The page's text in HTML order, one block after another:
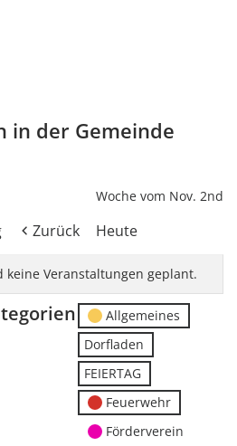
in der Gemeinde
Woche vom Nov. 2nd
Zurück Heute
keine Veranstaltungen geplant.
Allgemeines
Dorfladen
FEIERTAG
Feuerwehr
Förderverein